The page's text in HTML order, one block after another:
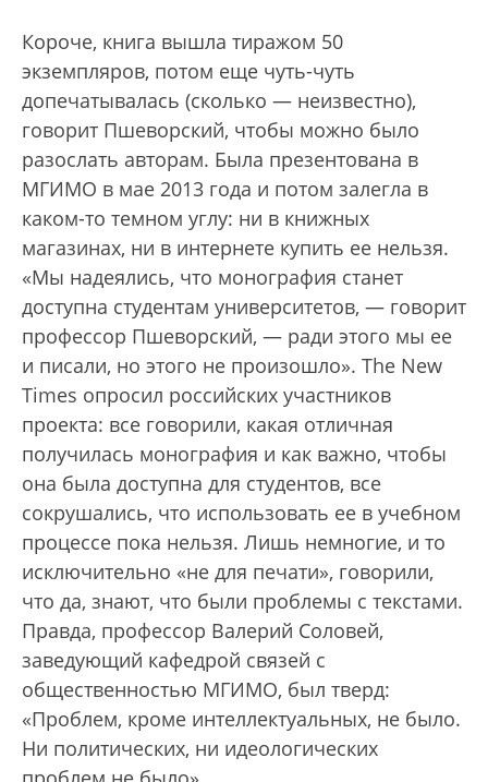
Короче, книга вышла тиражом 50
экземпляров, потом еще чуть-чуть
допечатывалась (сколько — неизвестно),
говорит Пшеворский, чтобы можно было
разослать авторам. Была презентована в
МГИМО в мае 2013 года и потом залегла в
каком-то темном углу: ни в книжных
магазинах, ни в интернете купить ее нельзя.
«Мы надеялись, что монография станет
доступна студентам университетов, — говорит
профессор Пшеворский, — ради этого мы ее
и писали, но этого не произошло». The New
Times опросил российских участников
проекта: все говорили, какая отличная
получилась монография и как важно, чтобы
она была доступна для студентов, все
сокрушались, что использовать ее в учебном
процессе пока нельзя. Лишь немногие, и то
исключительно «не для печати», говорили,
что да, знают, что были проблемы с текстами.
Правда, профессор Валерий Соловей,
заведующий кафедрой связей с
общественностью МГИМО, был тверд:
«Проблем, кроме интеллектуальных, не было.
Ни политических, ни идеологических